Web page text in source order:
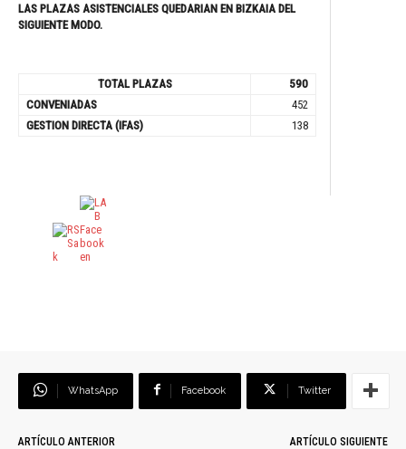
LAS PLAZAS ASISTENCIALES QUEDARIAN EN BIZKAIA DEL
SIGUIENTE MODO.
TOTAL PLAZAS
590
CONVENIADAS
452
GESTION DIRECTA (IFAS)
138
WhatsApp Facebook Twitter
ARTÍCULO ANTERIOR
ARTÍCULO SIGUIENTE